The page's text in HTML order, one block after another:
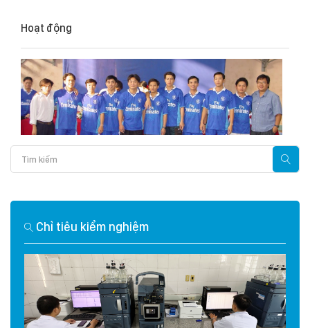
Hoạt động
Chỉ tiêu kiểm nghiệm